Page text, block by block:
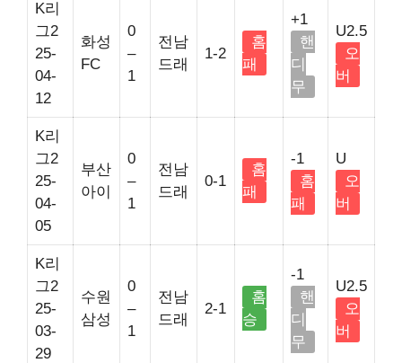
K리
그2
25-
04-
12
화성
FC
0
–
1
전남
드래
1-2
홈
패
+1
핸
디
무
U2.5
오
버
K리
그2
25-
04-
05
부산
아이
0
–
1
전남
드래
0-1
홈
패
-1
홈
패
U
오
버
K리
그2
25-
03-
29
수원
삼성
0
–
1
전남
드래
2-1
홈
승
-1
핸
디
무
U2.5
오
버